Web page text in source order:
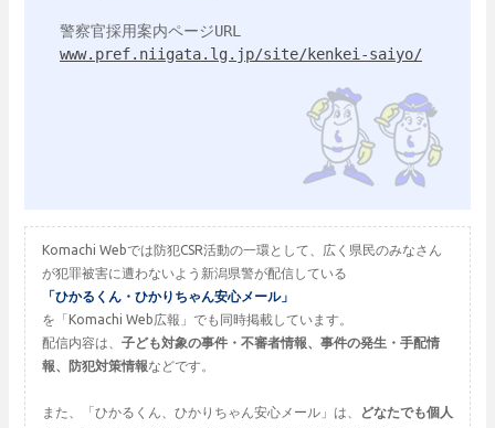
www.pref.niigata.lg.jp/site/kenkei-saiyo/
Komachi Webでは防犯CSR活動の一環として、広く県民のみなさん
が犯罪被害に遭わないよう新潟県警が配信している
「ひかるくん・ひかりちゃん安心メール」
を「Komachi Web広報」でも同時掲載しています。
配信内容は、 子ども対象の事件・不審者情報、事件の発生・手配情
報、防犯対策情報などです。
また、「ひかるくん、ひかりちゃん安心メール」は、
どなたでも個人